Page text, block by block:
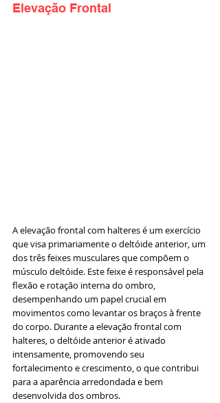
Elevação Frontal
A elevação frontal com halteres é um exercício
que visa primariamente o deltóide anterior, um
dos três feixes musculares que compõem o
músculo deltóide. Este feixe é responsável pela
flexão e rotação interna do ombro,
desempenhando um papel crucial em
movimentos como levantar os braços à frente
do corpo. Durante a elevação frontal com
halteres, o deltóide anterior é ativado
intensamente, promovendo seu
fortalecimento e crescimento, o que contribui
para a aparência arredondada e bem
desenvolvida dos ombros.